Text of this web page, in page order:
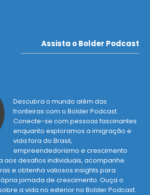
Assista o Bolder Podcast
Descubra o mundo além das
fronteiras com o Bolder Podcast.
Conecte-se com pessoas fascinantes
enquanto exploramos a imigração e
vida fora do Brasil,
empreendedorismo e crescimento
aos desafios individuais, acompanhe
e obtenha valiosos insights para
jornada de crescimento. Ouça o
a vida no exterior no Bolder Podcast.